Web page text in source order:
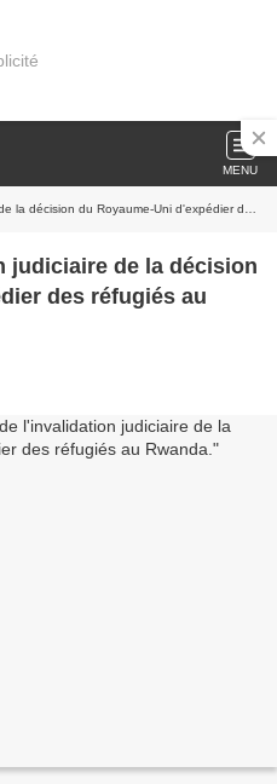
MENU
du Royaume-Uni d'expédier des réfugiés au Rwanda.
judiciaire de la décision
des réfugiés au